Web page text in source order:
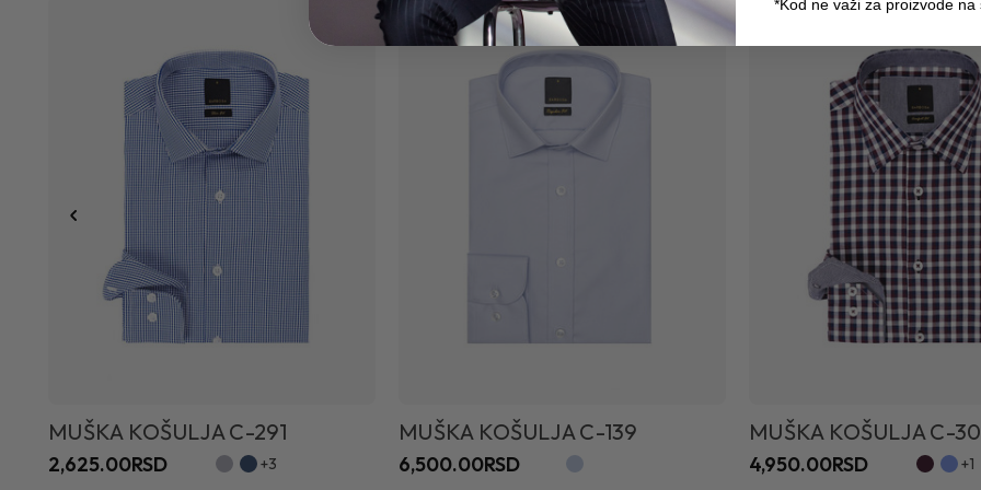
MUŠKA KOŠULJA C-291
2,625.00RSD +3
MUŠKA KOŠULJA C-139
6,500.00RSD
MUŠKA KOŠULJA C-
4,950.00RSD +1
*Kod ne važi za proizvode